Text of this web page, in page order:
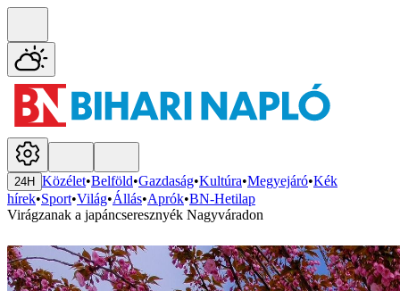
24H Közélet•Belföld•Gazdaság•Kultúra•Megyejáró•Kék
hírek•Sport•Világ•Állás•Aprók•BN-Hetilap
Virágzanak a japáncseresznyék Nagyváradon